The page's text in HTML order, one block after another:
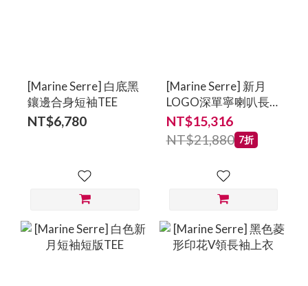
[Marine Serre] 白底黑
鑲邊合身短袖TEE
NT$6,780
[Marine Serre] 新月
LOGO深單寧喇叭長
褲
NT$15,316
NT$21,880 7折